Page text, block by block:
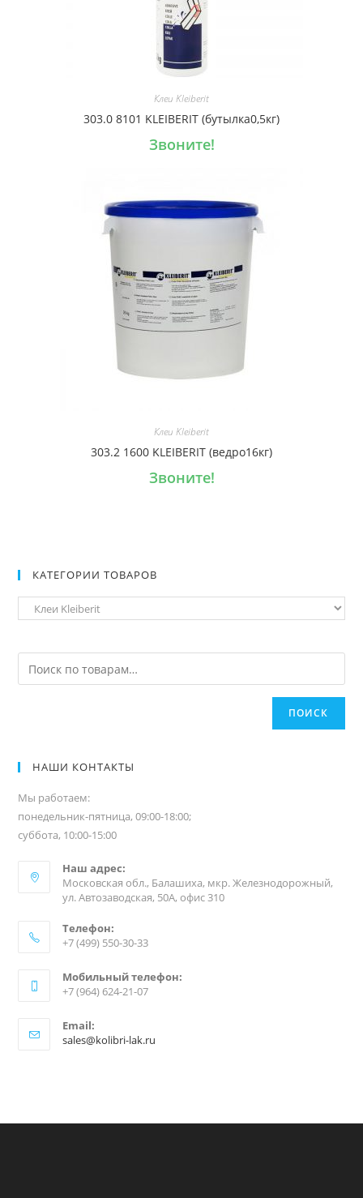
Клеи Kleiberit
303.0 8101 KLEIBERIT (бутылка0,5кг)
Звоните!
Клеи Kleiberit
303.2 1600 KLEIBERIT (ведро16кг)
Звоните!
КАТЕГОРИИ ТОВАРОВ
ПОИСК
НАШИ КОНТАКТЫ
Мы работаем:
понедельник-пятница, 09:00-18:00;
суббота, 10:00-15:00
Наш адрес:
Московская обл., Балашиха, мкр. Железнодорожный,
ул. Автозаводская, 50А, офис 310
Телефон:
+7 (499) 550-30-33
Мобильный телефон:
+7 (964) 624-21-07
Email:
sales@kolibri-lak.ru